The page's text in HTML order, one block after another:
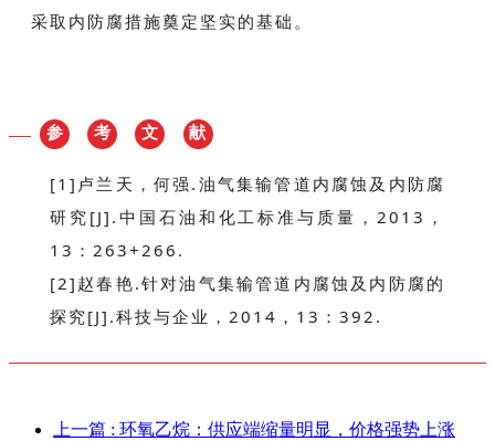
采取内防腐措施奠定坚实的基础。
参 考 文 献
[1]卢兰天，何强.油气集输管道内腐蚀及内防腐
研究[J].中国石油和化工标准与质量，2013，
13：263+266.
[2]赵春艳.针对油气集输管道内腐蚀及内防腐的
探究[J].科技与企业，2014，13：392.
上一篇 : 环氧乙烷：供应端缩量明显，价格强势上涨